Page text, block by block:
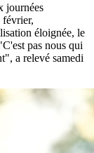
journées
février,
éloignée, le
pas nous qui
a relevé samedi